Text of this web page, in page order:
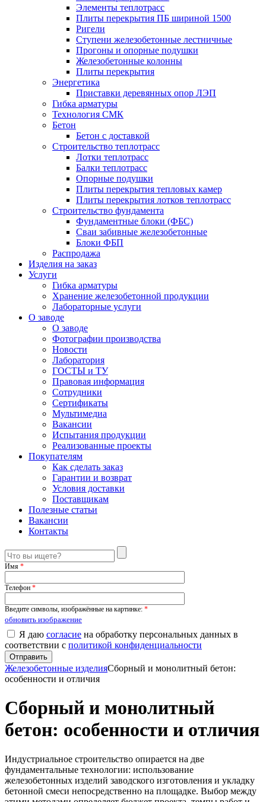
Элементы теплотрасс
Плиты перекрытия ПБ шириной 1500
Ригели
Ступени железобетонные лестничные
Прогоны и опорные подушки
Железобетонные колонны
Плиты перекрытия
Энергетика
Приставки деревянных опор ЛЭП
Гибка арматуры
Технология СМК
Бетон
Бетон с доставкой
Строительство теплотрасс
Лотки теплотрасс
Балки теплотрасс
Опорные подушки
Плиты перекрытия тепловых камер
Плиты перекрытия лотков теплотрасс
Строительство фундамента
Фундаментные блоки (ФБС)
Сваи забивные железобетонные
Блоки ФБП
Распродажа
Изделия на заказ
Услуги
Гибка арматуры
Хранение железобетонной продукции
Лабораторные услуги
О заводе
О заводе
Фотографии производства
Новости
Лаборатория
ГОСТЫ и ТУ
Правовая информация
Сотрудники
Сертификаты
Мультимедиа
Вакансии
Испытания продукции
Реализованные проекты
Покупателям
Как сделать заказ
Гарантии и возврат
Условия доставки
Поставщикам
Полезные статьи
Вакансии
Контакты
Имя *
Телефон *
Введите символы, изображённые на картинке: *
обновить изображение
Я даю согласие на обработку персональных данных в
соответствии с политикой конфиденциальности
Железобетонные изделияСборный и монолитный бетон:
особенности и отличия
Сборный и монолитный
бетон: особенности и отличия
Индустриальное строительство опирается на две
фундаментальные технологии: использование
железобетонных изделий заводского изготовления и укладку
бетонной смеси непосредственно на площадке. Выбор между